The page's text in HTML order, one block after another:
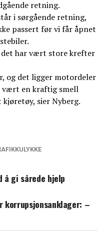
retning.
i sørgående retning,
passert før vi får åpnet
det har vært store krefter
og det ligger motordeler
vært en kraftig smell
sier Nyberg.
å gi sårede hjelp
korrupsjonsanklager: –